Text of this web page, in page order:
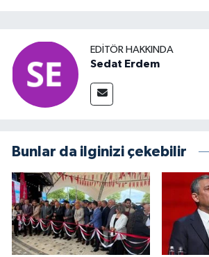
EDITÖR HAKKINDA
Sedat Erdem
Bunlar da ilginizi çekebilir